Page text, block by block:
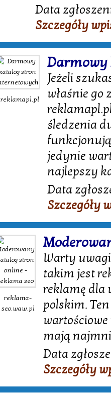
Data
Szczegóły
reklamapl.pl
Darmowy
Jeżeli
właśnie go
śledzenia
jedynie
najlepszy
Data
Szczegóły
reklama-
seo.waw.pl
Warty
takim jest
reklamę dla
polskim.
mają
Data
Szczegóły